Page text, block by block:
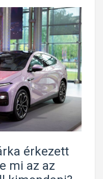
érkezett
mi az az